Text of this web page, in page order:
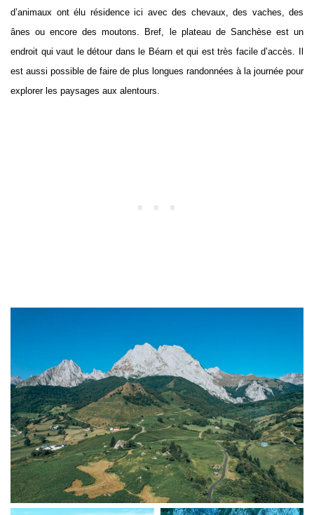
d’animaux ont élu résidence ici avec des chevaux, des vaches, des
ânes ou encore des moutons. Bref, le plateau de Sanchèse est un
endroit qui vaut le détour dans le Béarn et qui est très facile d’accès. Il
est aussi possible de faire de plus longues randonnées à la journée pour
explorer les paysages aux alentours.